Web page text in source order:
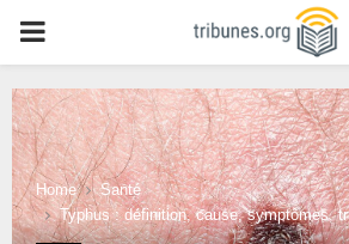
PRIMARY
MENU
Home
Santé
Typhus : définition, cause, symptômes,